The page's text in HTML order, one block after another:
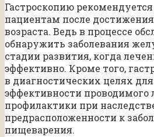
Гастроскопию
пациентам после
возраста. Ведь в процессе
обнаружить заболевания
стадии развития, когда
эффективно. Кроме того,
в диагностических целях
эффективности проводимого
профилактики при
предрасположенности к
пищеварения.